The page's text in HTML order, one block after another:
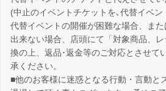
(中止のイベントチケットを､代替イベ
代替イベントの開催が困難な場合、ま
出来ない場合、店頭にて「対象商品、
換の上、返品･返金等のご対応とさせて
承ください。
■他のお客様に迷惑となる行動・言動と